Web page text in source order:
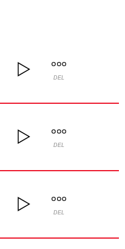
DEL
DEL
DEL